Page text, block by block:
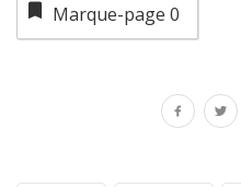
Marque-page 0